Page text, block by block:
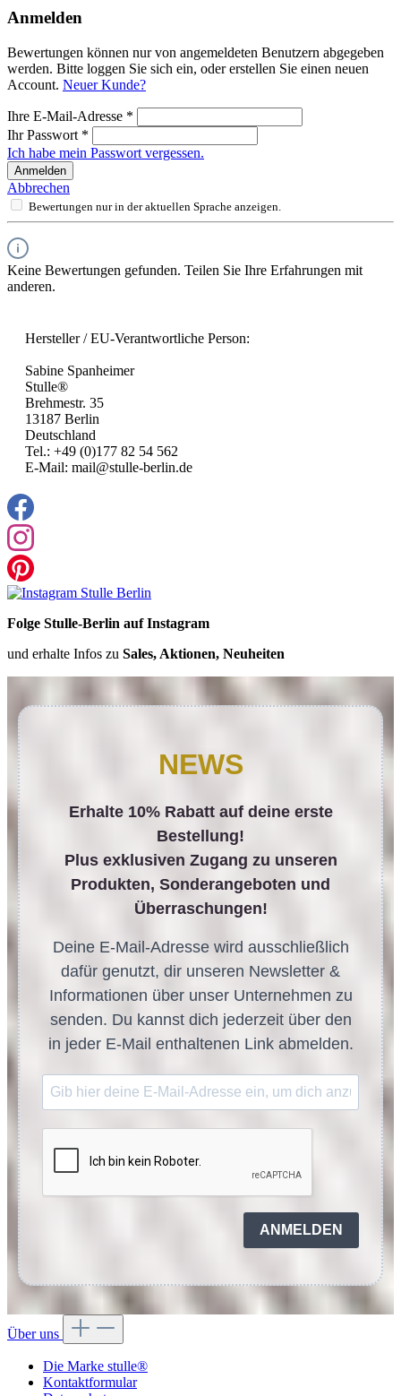
Anmelden
Bewertungen können nur von angemeldeten Benutzern abgegeben
werden. Bitte loggen Sie sich ein, oder erstellen Sie einen neuen
Account. Neuer Kunde?
Ihre E-Mail-Adresse *
Ihr Passwort *
Ich habe mein Passwort vergessen.
Anmelden
Abbrechen
Bewertungen nur in der aktuellen Sprache anzeigen.
Keine Bewertungen gefunden. Teilen Sie Ihre Erfahrungen mit
anderen.
Hersteller / EU-Verantwortliche Person:
Sabine Spanheimer
Stulle®
Brehmestr. 35
13187 Berlin
Deutschland
Tel.: +49 (0)177 82 54 562
E-Mail: mail@stulle-berlin.de
Folge Stulle-Berlin auf Instagram
und erhalte Infos zu Sales, Aktionen, Neuheiten
NEWS
Erhalte 10% Rabatt auf deine erste
Bestellung!
Plus exklusiven Zugang zu unseren
Produkten, Sonderangeboten und
Überraschungen!
Deine E-Mail-Adresse wird ausschließlich
dafür genutzt, dir unseren Newsletter &
Informationen über unser Unternehmen zu
senden. Du kannst dich jederzeit über den
in jeder E-Mail enthaltenen Link abmelden.
ANMELDEN
Über uns
Die Marke stulle®
Kontaktformular